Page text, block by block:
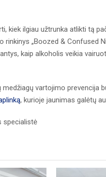
kiek ilgiau užtrunka atlikti tą
„Boozed & Confused
kaip alkoholis veikia
vartojimo prevencija
, kurioje jaunimas galėtų
specialistė